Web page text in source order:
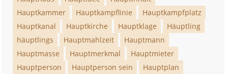
Hauptkammer
Hauptkampflinie
Hauptkampfplatz
Hauptkanal
Hauptkirche Hauptklage
Häuptling
häuptlings
Hauptmahlzeit
Hauptmann
Hauptmasse
Hauptmerkmal
Hauptmieter
Hauptperson
Hauptperson sein
Hauptplan